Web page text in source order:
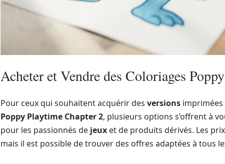
Acheter et Vendre des Coloriages
Pour ceux qui souhaitent acquérir des versions
Poppy Playtime Chapter 2, plusieurs options s’offrent à
pour les passionnés de jeux et de produits dérivés. Les
mais il est possible de trouver des offres adaptées à tous